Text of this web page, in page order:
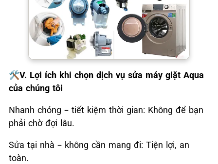
🛠️V. Lợi ích khi chọn dịch vụ sửa máy giặt Aqua
của chúng tôi
Nhanh chóng – tiết kiệm thời gian: Không để bạn
phải chờ đợi lâu.
Sửa tại nhà – không cần mang đi: Tiện lợi, an
toàn.